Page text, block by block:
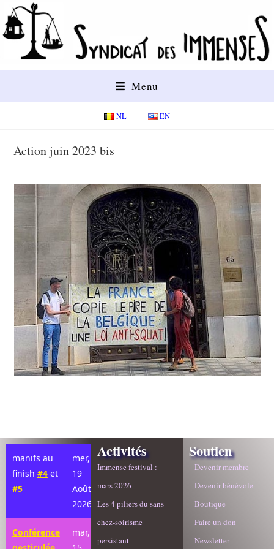
Menu
NL EN
Action juin 2023 bis
manifs au
finish #4 et
#5
mer,
19
Août
2026
Conférence
mar,
Activités
Immense festival :
mars 2026
Les 4 piliers du sans-
chez-soirisme
persistant
Soutien
Devenir membre
Devenir bénévole
Boutique
Faire un don
Newsletter